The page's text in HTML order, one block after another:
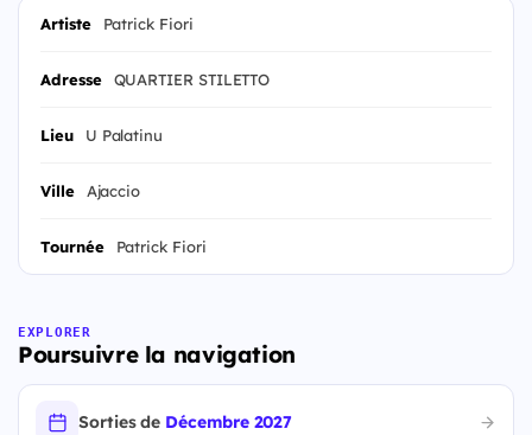
Artiste Patrick Fiori
Adresse QUARTIER STILETTO
Lieu U Palatinu
Ville Ajaccio
Tournée Patrick Fiori
EXPLORER
Poursuivre la navigation
Sorties de Décembre 2027